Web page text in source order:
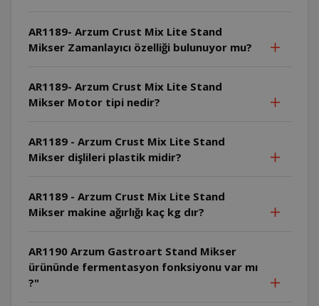
AR1189- Arzum Crust Mix Lite Stand
Mikser Zamanlayıcı özelliği bulunuyor mu?
AR1189- Arzum Crust Mix Lite Stand
Mikser Motor tipi nedir?
AR1189 - Arzum Crust Mix Lite Stand
Mikser dişlileri plastik midir?
AR1189 - Arzum Crust Mix Lite Stand
Mikser makine ağırlığı kaç kg dır?
AR1190 Arzum Gastroart Stand Mikser
ürününde fermentasyon fonksiyonu var mı
?"